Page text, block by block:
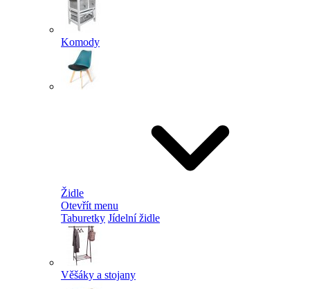
Komody
Židle
Otevřít menu
Taburetky Jídelní židle
Věšáky a stojany